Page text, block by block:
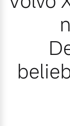
Aktuelle
Volvo
Über uns